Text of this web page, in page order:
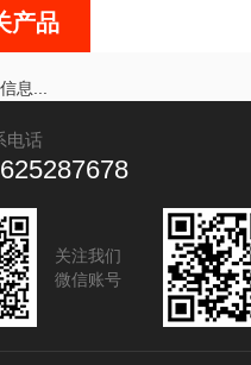
产品
息...
电话
关注我们
微信账号